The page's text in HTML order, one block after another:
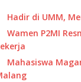
Hadir di UMM,
Wamen P2MI
Mahasiswa